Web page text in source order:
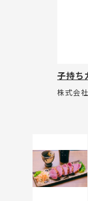
子持ち
株式会